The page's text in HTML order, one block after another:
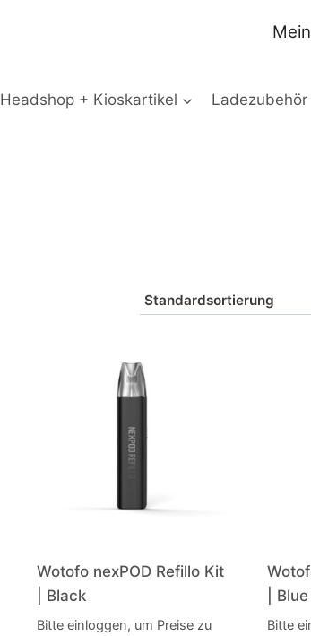
Headshop + Kioskartikel Ladezubehör
Wotofo nexPOD Refillo Kit
| Black
Bitte einloggen, um Preise zu
|
Bitte